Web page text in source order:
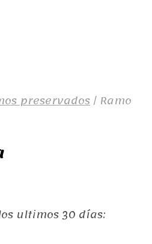
preservados/ Ramo
ultimos 30 días: